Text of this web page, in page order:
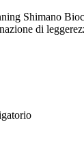
Shimano
di